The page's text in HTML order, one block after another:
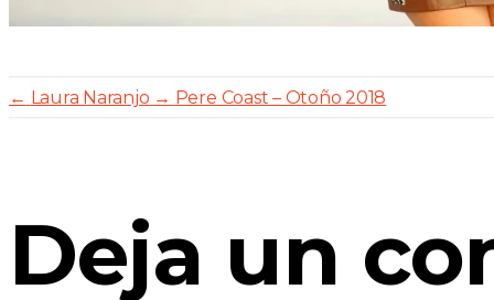
← Laura Naranjo → Pere Coast – Otoño 2018
Deja un